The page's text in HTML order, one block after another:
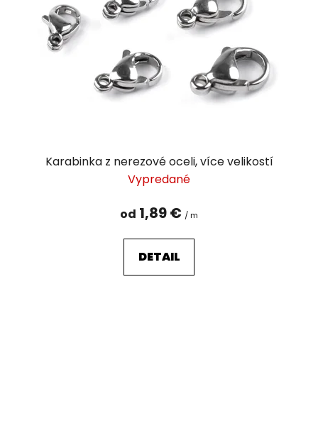
Karabinka z nerezové oceli, více velikostí
Vypredané
od 1,89 € / m
DETAIL